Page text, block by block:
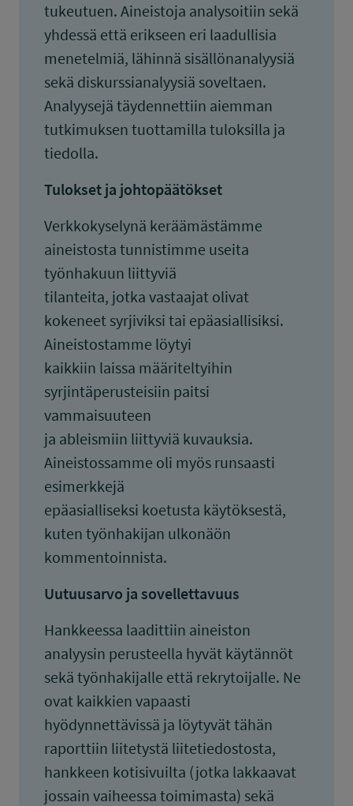
tukeutuen. Aineistoja analysoitiin sekä
yhdessä että erikseen eri laadullisia
menetelmiä, lähinnä sisällönanalyysiä
sekä diskurssianalyysiä soveltaen.
Analyysejä täydennettiin aiemman
tutkimuksen tuottamilla tuloksilla ja
tiedolla.
Tulokset ja johtopäätökset
Verkkokyselynä keräämästämme
aineistosta tunnistimme useita
työnhakuun liittyviä
tilanteita, jotka vastaajat olivat
kokeneet syrjiviksi tai epäasiallisiksi.
Aineistostamme löytyi
kaikkiin laissa määriteltyihin
syrjintäperusteisiin paitsi
vammaisuuteen
ja ableismiin liittyviä kuvauksia.
Aineistossamme oli myös runsaasti
esimerkkejä
epäasialliseksi koetusta käytöksestä,
kuten työnhakijan ulkonäön
kommentoinnista.
Uutuusarvo ja sovellettavuus
Hankkeessa laadittiin aineiston
analyysin perusteella hyvät käytännöt
sekä työnhakijalle että rekrytoijalle. Ne
ovat kaikkien vapaasti
hyödynnettävissä ja löytyvät tähän
raporttiin liitetystä liitetiedostosta,
hankkeen kotisivuilta (jotka lakkaavat
jossain vaiheessa toimimasta) sekä